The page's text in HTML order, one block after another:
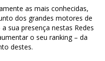
as mais conhecidas,
dos grandes motores de
sua presença nestas Redes
o seu ranking – da
destes.